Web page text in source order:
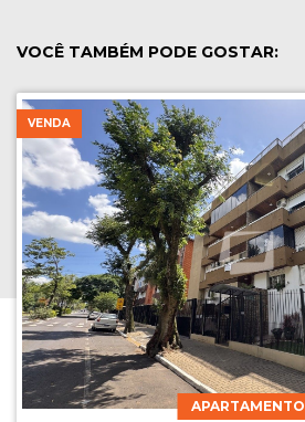
VOCÊ TAMBÉM PODE GOSTAR:
VENDA
APARTAMENTO